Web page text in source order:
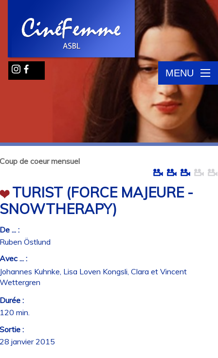
MENU
de coeur mensuel
TURIST (FORCE MAJEURE -
... :
Östlund
... :
Kuhnke, Lisa Loven Kongsli, Clara et Vincent
:
min.
:
janvier 2015